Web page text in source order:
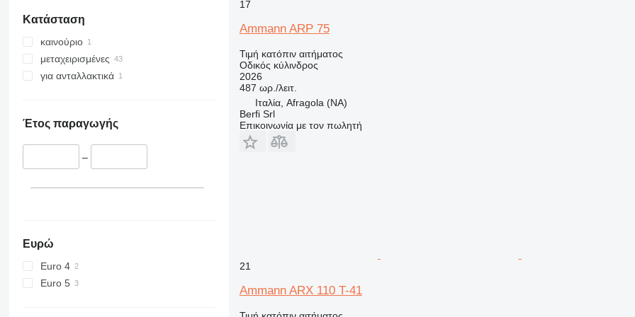
Κατάσταση
καινούριο
μεταχειρισμένες
για ανταλλακτικά
Έτος παραγωγής
–
Ευρώ
Euro 4
Euro 5
17
Ammann ARP 75
Τιμή κατόπιν αιτήματος
Οδικός κύλινδρος
2026
487 ωρ./λειτ.
Ιταλία, Afragola (NA)
Berfi Srl
Επικοινωνία με τον πωλητή
21
Ammann ARX 110 T-41